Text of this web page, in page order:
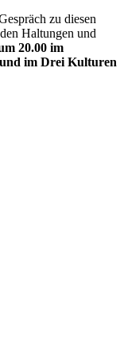
zu diesen
Haltungen und
20.00 im
im Drei Kulturen